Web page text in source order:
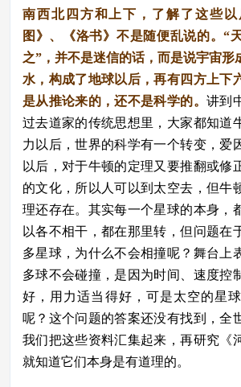
南西北四方和上下，了解了这些
图》、《洛书》不是随便乱说的。“
之”，并不是迷信的话，而是说宇宙形
水，构成了地球以后，再有四方上下
是从推论来的，还不是科学的。 讲到
过去道家的传统思想里，大家都知道
力以后，世界的科学有一个转变，爱
以后，对于牛顿的定理又要推翻或修
的文化，所以人可以到太空去，但牛
理还存在。其实每一个星球的本身，
以各不相干，都在那里转，但问题在
多星球，为什么不会相撞呢？舞台上
多球不会碰撞，是因为时间、速度控
好，用力适当得好，可是太空的星
呢？这个问题的答案还没有找到，全
我们把这些资料汇集起来，再研究《
就知道它们本身是有道理的。